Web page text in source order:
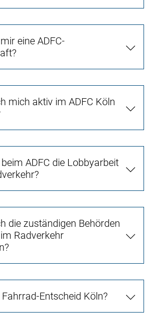
eine ADFC-
mich aktiv im ADFC Köln
ADFC die Lobbyarbeit
die zuständigen Behörden
Radverkehr
Entscheid Köln?